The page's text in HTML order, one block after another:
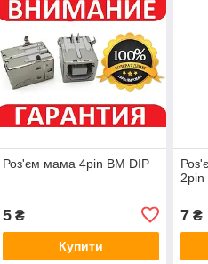
Роз'єм мама 4pin BM DIP
5₴
Купити
2pin
7 ₴